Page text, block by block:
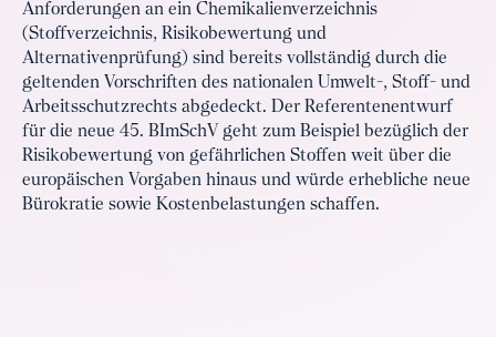
Anforderungen an ein Chemikalienverzeichnis
(Stoffverzeichnis, Risikobewertung und
Alternativenprüfung) sind bereits vollständig durch die
geltenden Vorschriften des nationalen Umwelt-, Stoff- und
Arbeitsschutzrechts abgedeckt. Der Referentenentwurf
für die neue 45. BImSchV geht zum Beispiel bezüglich der
Risikobewertung von gefährlichen Stoffen weit über die
europäischen Vorgaben hinaus und würde erhebliche neue
Bürokratie sowie Kostenbelastungen schaffen.